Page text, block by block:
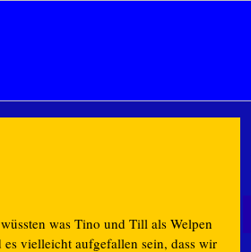
was Tino und Till als Welpen
vielleicht aufgefallen sein, dass wir